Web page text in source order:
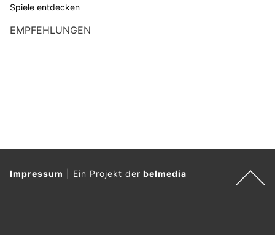
Spiele entdecken
EMPFEHLUNGEN
Impressum Ein Projekt derbelmedia